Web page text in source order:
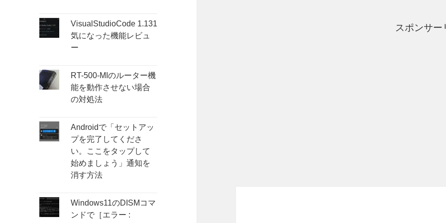
VisualStudioCode 1.131
気になった機能レビュ
ー
RT-500-MIのルーター機
能を動作させない場合
の対処法
Androidで「セットアッ
プを完了してくださ
い。ここをタップして
始めましょう」通知を
消す方法
Windows11のDISMコマ
ンドで［エラー :
スポンサー